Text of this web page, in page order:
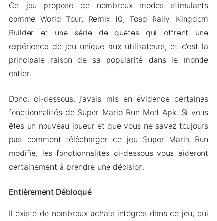
Ce jeu propose de nombreux modes stimulants
comme World Tour, Remix 10, Toad Rally, Kingdom
Builder et une série de quêtes qui offrent une
expérience de jeu unique aux utilisateurs, et c’est la
principale raison de sa popularité dans le monde
entier.
Donc, ci-dessous, j’avais mis en évidence certaines
fonctionnalités de Super Mario Run Mod Apk. Si vous
êtes un nouveau joueur et que vous ne savez toujours
pas comment télécharger ce jeu Super Mario Run
modifié, les fonctionnalités ci-dessous vous aideront
certainement à prendre une décision.
Entièrement Débloqué
Il existe de nombreux achats intégrés dans ce jeu, qui